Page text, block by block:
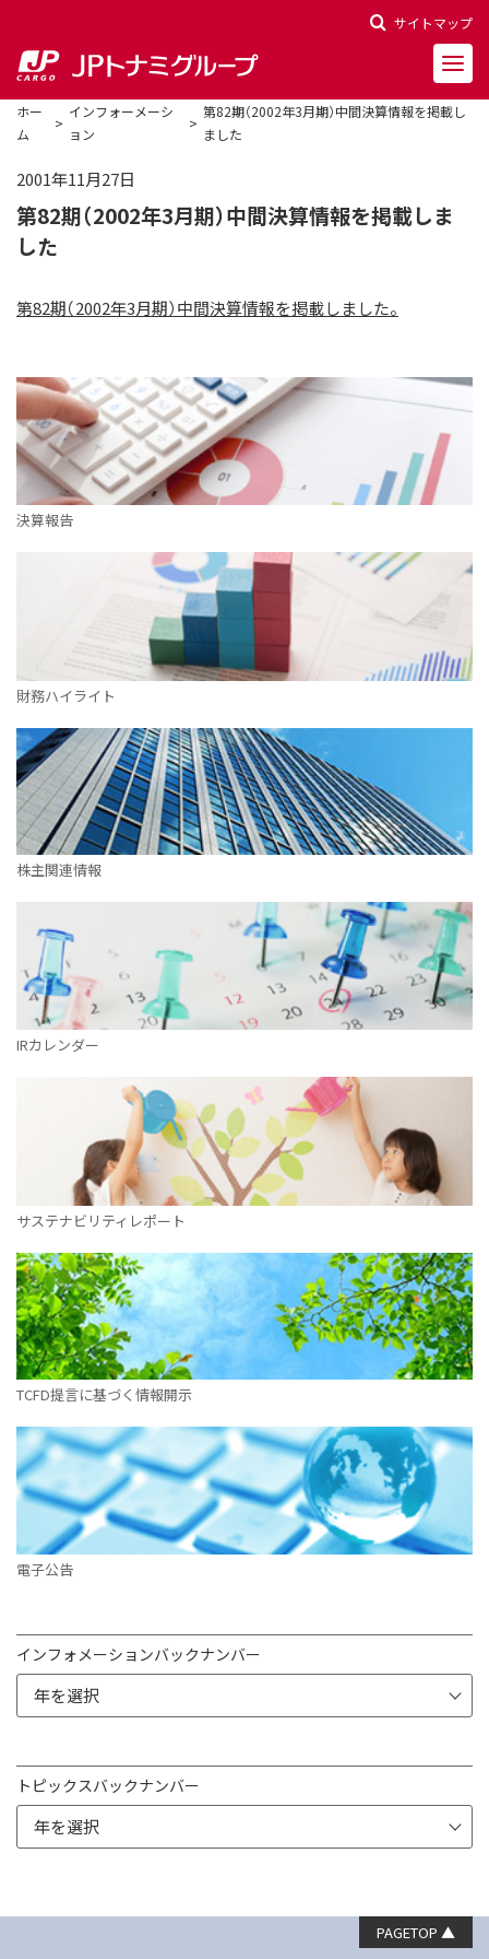
サイトマップ
会社概要
役員一覧
決算報告
IRカレンダー
TCFD提言に基づく情報開
物流事業子会社
関連事業子会社
関連会社
海外現地法人
ホー
ム
インフォーメーシ
ョン
第82期（2002年3月期）中間決算情報を掲載し
ました
2001年11月27日
第82期（2002年3月期）中間決算情報を掲載しま
した
第82期（2002年3月期）中間決算情報を掲載しました。
決算報告
財務ハイライト
株主関連情報
IRカレンダー
サステナビリティレポート
TCFD提言に基づく情報開示
電子公告
インフォメーションバックナンバー
トピックスバックナンバー
PAGETOP ▲